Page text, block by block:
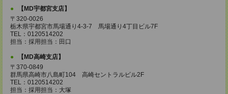
【MD宇都宮支店】
〒320-0026
栃木県宇都宮市馬場通り4-3-7 馬場通り4丁目ビル7F
TEL：0120514202
担当：採用担当：田口
【MD高崎支店】
〒370-0849
群馬県高崎市八島町104 高崎セントラルビル2F
TEL：0120514202
担当：採用担当：大塚